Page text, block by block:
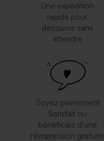
Une expédition
rapide pour
découvrir sans
attendre
Soyez pleinement
Satisfait ou
bénéficiez d'une
réimpression gratuite